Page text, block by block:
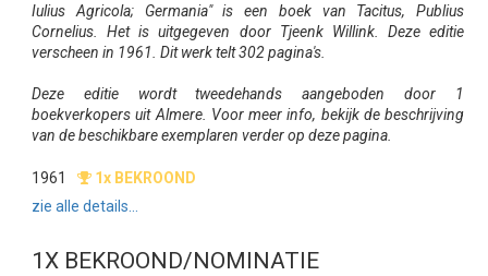
Iulius Agricola; Germania" is een boek van Tacitus, Publius
Cornelius. Het is uitgegeven door Tjeenk Willink. Deze editie
verscheen in 1961. Dit werk telt 302 pagina's.
Deze editie wordt tweedehands aangeboden door 1
boekverkopers uit Almere. Voor meer info, bekijk de beschrijving
van de beschikbare exemplaren verder op deze pagina.
1961
1x BEKROOND
zie alle details...
1X BEKROOND/NOMINATIE